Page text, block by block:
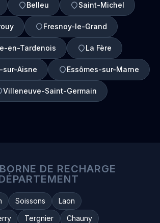
Belleu Saint-Michel
Fresnoy-le-Grand
en-Tardenois La Fère
Aisne Essômes-sur-Marne
Villeneuve-Saint-Germain
DE RECHARGE
Soissons
Laon
Tergnier
Chauny